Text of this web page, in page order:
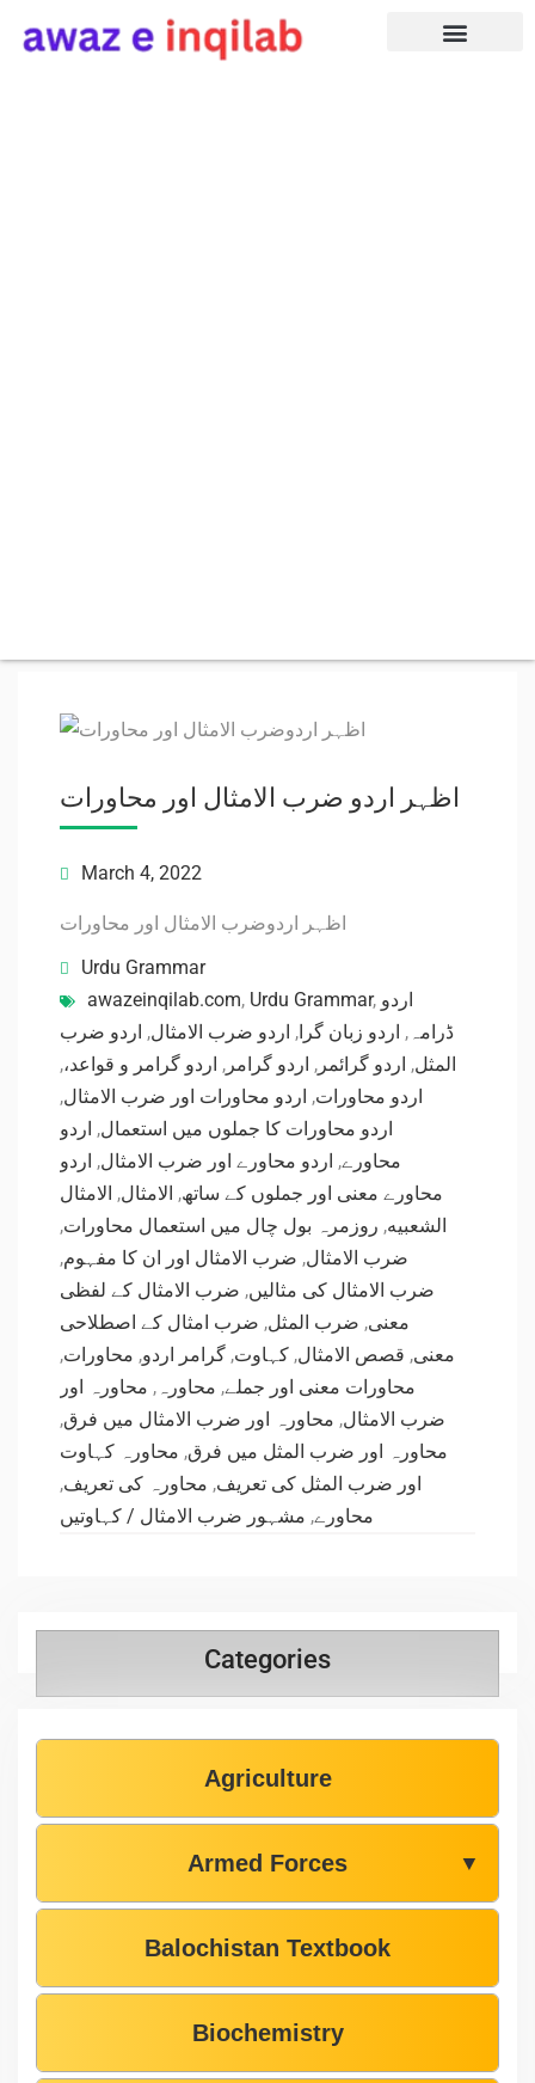
اظہر اردو ضرب الامثال اور محاورات
March 4, 2022
اظہر اردوضرب الامثال اور محاورات
Urdu Grammar
awazeinqilab.com, Urdu Grammar, اردو
ڈرامہ , اردو زبان گرا, اردو ضرب الامثال, اردو ضرب
المثل, اردو گرائمر , اردو گرامر , اردو گرامر و قواعد،,
اردو محاورات, اردو محاورات اور ضرب الامثال,
اردو محاورات کا جملوں میں استعمال, اردو
محاورے, اردو محاورے اور ضرب الامثال, اردو
محاورے معنی اور جملوں کے ساتھ, الامثال, الامثال
الشعبيه, روزمرہ بول چال میں استعمال محاورات,
ضرب الامثال, ضرب الامثال اور ان کا مفہوم,
ضرب الامثال کی مثالیں, ضرب الامثال کے لفظی
معنی, ضرب المثل, ضرب امثال کے اصطلاحی
معنی, قصص الامثال, کہاوت, گرامر اردو, محاورات,
محاورات معنی اور جملے, محاورہ , محاورہ اور
ضرب الامثال, محاورہ اور ضرب الامثال میں فرق,
محاورہ اور ضرب المثل میں فرق, محاورہ کہاوت
اور ضرب المثل کی تعریف, محاورہ کی تعریف,
محاورے, مشہور ضرب الامثال / کہاوتیں
Categories
Agriculture
Armed Forces ▼
Balochistan Textbook
Biochemistry